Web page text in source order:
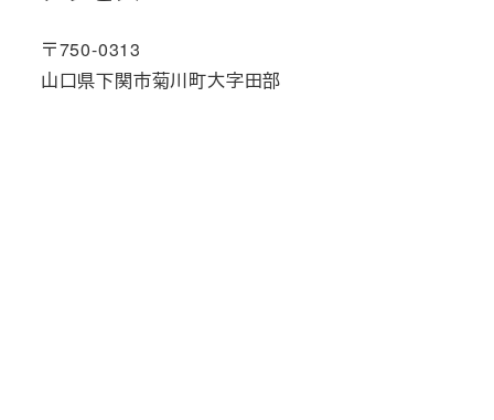
〒750-0313
山口県下関市菊川町大字田部